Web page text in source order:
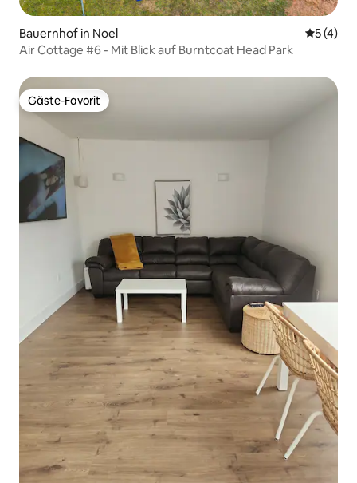
Bauernhof in Noel
5 (4)
Air Cottage #6 - Mit Blick auf Burntcoat Head Park
Gäste-Favorit
Gäste-Favorit